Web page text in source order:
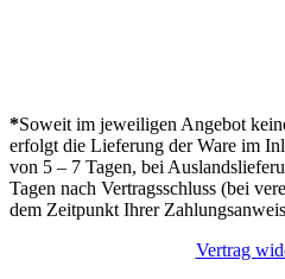
*Soweit im jeweiligen Angebot
erfolgt die Lieferung der Ware im
von 5 – 7 Tagen, bei
Tagen nach Vertragsschluss (bei
dem Zeitpunkt Ihrer
Vertrag